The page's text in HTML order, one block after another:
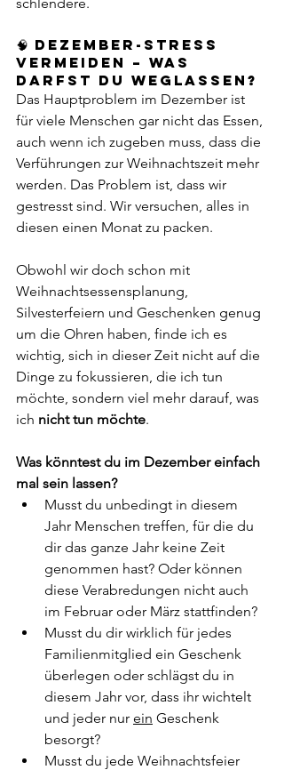
🧠 Dezember-Stress
vermeiden – was
darfst du weglassen?
Das Hauptproblem im Dezember ist
für viele Menschen gar nicht das Essen,
auch wenn ich zugeben muss, dass die
Verführungen zur Weihnachtszeit mehr
werden. Das Problem ist, dass wir
gestresst sind. Wir versuchen, alles in
diesen einen Monat zu packen.
Obwohl wir doch schon mit
Weihnachtsessensplanung,
Silvesterfeiern und Geschenken genug
um die Ohren haben, finde ich es
wichtig, sich in dieser Zeit nicht auf die
Dinge zu fokussieren, die ich tun
möchte, sondern viel mehr darauf, was
ich nicht tun möchte.
Was könntest du im Dezember einfach
mal sein lassen?
Musst du unbedingt in diesem
Jahr Menschen treffen, für die du
dir das ganze Jahr keine Zeit
genommen hast? Oder können
diese Verabredungen nicht auch
im Februar oder März stattfinden?
Musst du dir wirklich für jedes
Familienmitglied ein Geschenk
überlegen oder schlägst du in
diesem Jahr vor, dass ihr wichtelt
und jeder nur ein Geschenk
besorgt?
Musst du jede Weihnachtsfeier